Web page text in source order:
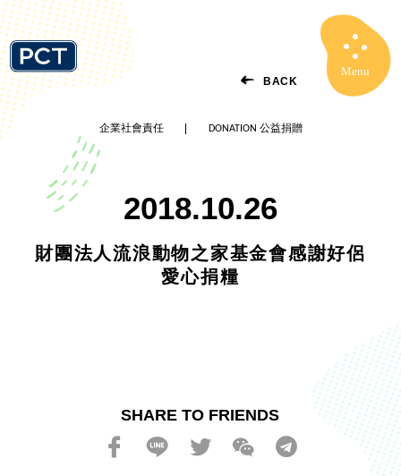
MenuClose
BACK
企業社會責任 DONATION 公益捐贈
2018.10.26
財團法人流浪動物之家基金會感謝好侶
愛心捐糧
SHARE TO FRIENDS